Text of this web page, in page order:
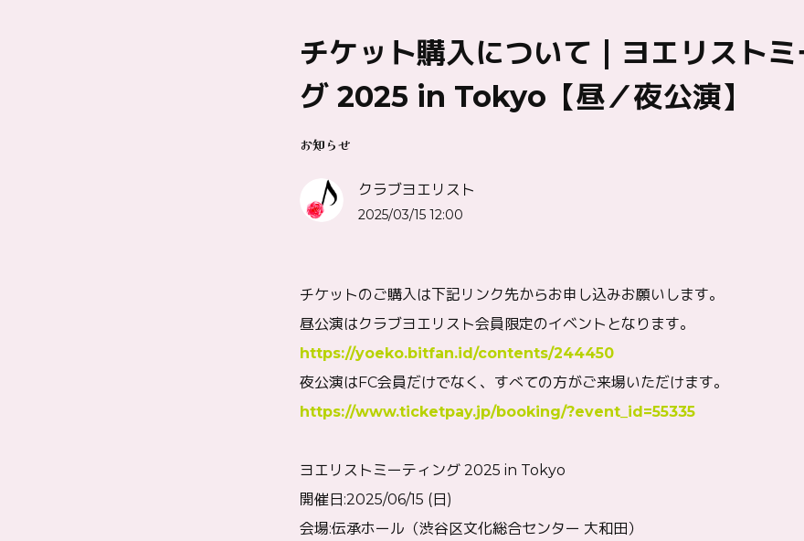
チケット購入について｜ヨエリスト
グ 2025 in Tokyo【昼／夜公演】
お知らせ
クラブヨエリスト
2025/03/15 12:00
チケットのご購入は下記リンク先からお申し込みお願いします。
昼公演はクラブヨエリスト会員限定のイベントとなります。
https://yoeko.bitfan.id/contents/244450
夜公演はFC会員だけでなく、すべての方がご来場いただけます。
https://www.ticketpay.jp/booking/?event_id=55335
ヨエリストミーティング 2025 in Tokyo
開催日:2025/06/15 (日)
会場:伝承ホール（渋谷区文化総合センター 大和田）